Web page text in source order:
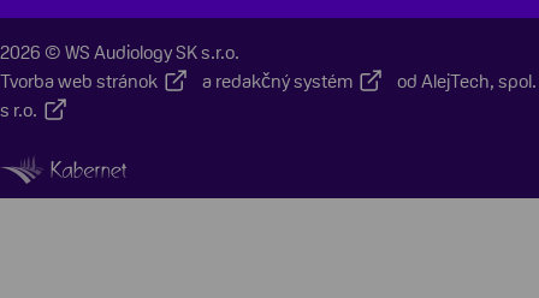
2026 © WS Audiology SK s.r.o.
Tvorba web stránok
a redakčný systém od AlejTech, spol.
s r.o.